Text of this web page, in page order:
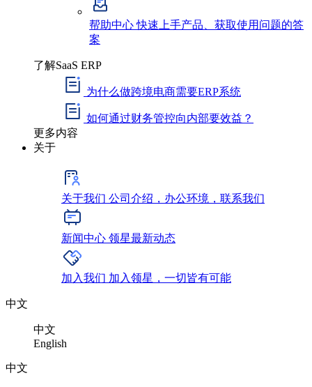
帮助中心快速上手产品、获取使用问题的答
案
了解SaaS ERP
为什么做跨境电商需要ERP系统
如何通过财务管控向内部要效益？
更多内容
关于
关于我们 公司介绍，办公环境，联系我们
新闻中心 领星最新动态
加入我们 加入领星，一切皆有可能
中文
中文
English
中文